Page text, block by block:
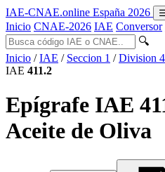
IAE-CNAE.online España 2026
Inicio CNAE-2026 IAE Conversor
🔍
Inicio / IAE / Seccion 1 / Division 4
IAE 411.2
Epígrafe IAE
Aceite de Oliva